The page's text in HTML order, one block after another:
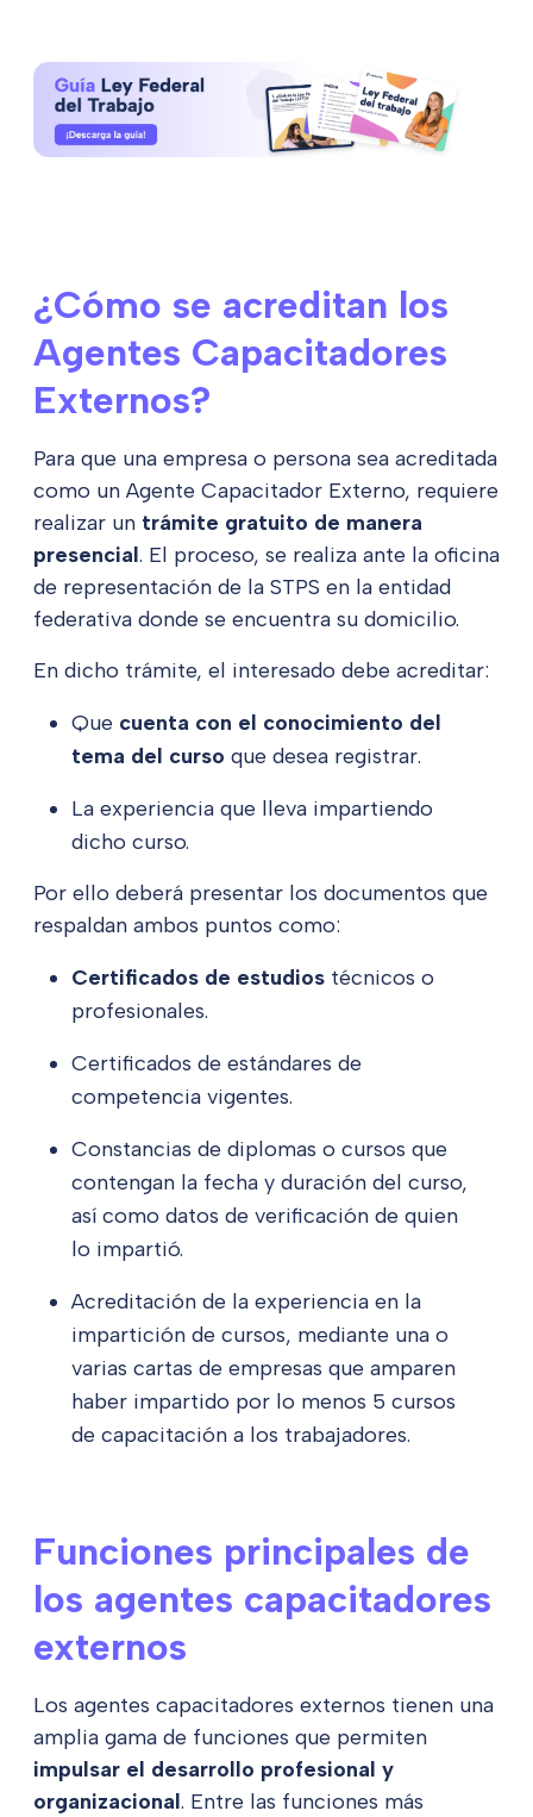
¿Cómo se acreditan los
Agentes Capacitadores
Externos?
Para que una empresa o persona sea acreditada
como un Agente Capacitador Externo, requiere
realizar un trámite gratuito de manera
presencial. El proceso, se realiza ante la oficina
de representación de la STPS en la entidad
federativa donde se encuentra su domicilio.
En dicho trámite, el interesado debe acreditar:
Que cuenta con el conocimiento del
tema del curso que desea registrar.
La experiencia que lleva impartiendo
dicho curso.
Por ello deberá presentar los documentos que
respaldan ambos puntos como:
Certificados de estudios técnicos o
profesionales.
Certificados de estándares de
competencia vigentes.
Constancias de diplomas o cursos que
contengan la fecha y duración del curso,
así como datos de verificación de quien
lo impartió.
Acreditación de la experiencia en la
impartición de cursos, mediante una o
varias cartas de empresas que amparen
haber impartido por lo menos 5 cursos
de capacitación a los trabajadores.
Funciones principales de
los agentes capacitadores
externos
Los agentes capacitadores externos tienen una
amplia gama de funciones que permiten
impulsar el desarrollo profesional y
organizacional. Entre las funciones más